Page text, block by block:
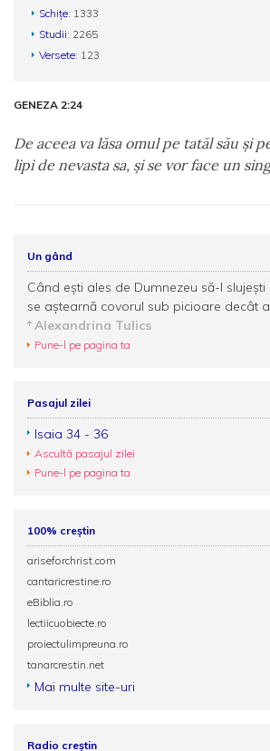
Schițe: 1333
Studii: 2265
Versete: 123
GENEZA 2:24
De aceea va lăsa omul pe tatăl său şi
lipi de nevasta sa, şi se vor face un
Un gând
Când ești ales de Dumnezeu să-I
se aștearnă covorul sub picioare decât
Alexandrina Tulics
Pune-l pe pagina ta
Pasajul zilei
Isaia 34 - 36
Ascultă pasajul zilei
Pune-l pe pagina ta
100% creștin
ariseforchrist.com
cantaricrestine.ro
eBiblia.ro
lectiicuobiecte.ro
proiectulimpreuna.ro
tanarcrestin.net
Mai multe site-uri
Radio creștin